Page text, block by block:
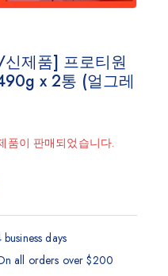
제품] 프로티원
x 2통 (얼그레
품이 판매되었습니다.
바구니에 담았습니다.
days
all orders over $200